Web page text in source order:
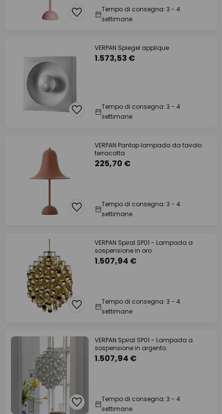
Tempo di consegna: 3 - 4
settimane
VERPAN Spiegel applique
1.573,53 €
Tempo di consegna: 3 - 4
settimane
VERPAN Pantop lampada da tavolo
terracotta
225,70 €
Tempo di consegna: 3 - 4
settimane
VERPAN Spiral SP01 - Lampada a
sospensione in oro
1.507,94 €
Tempo di consegna: 3 - 4
settimane
VERPAN Spiral SP01 - Lampada a
sospensione in argento
1.507,94 €
Tempo di consegna: 3 - 4
settimane